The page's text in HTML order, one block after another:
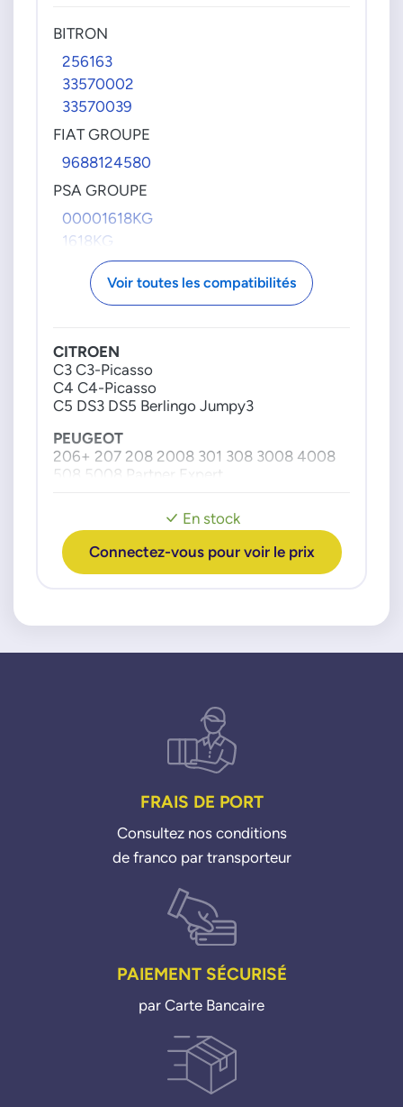
BITRON
256163
33570002
33570039
FIAT GROUPE
9688124580
PSA GROUPE
00001618KG
1618KG
9688124580
Voir toutes les compatibilités
En stock
Connectez-vous pour voir le prix
CITROEN
C3 C3-Picasso
C4 C4-Picasso
C5 DS3 DS5 Berlingo Jumpy3
PEUGEOT
206+ 207 208 2008 301 308 3008 4008
508 5008 Partner Expert
FRAIS DE PORT
Consultez nos conditions
de franco par transporteur
PAIEMENT SÉCURISÉ
par Carte Bancaire